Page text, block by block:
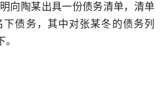
向陶某出具一份债务清单，清单
债务，其中对张某冬的债务列